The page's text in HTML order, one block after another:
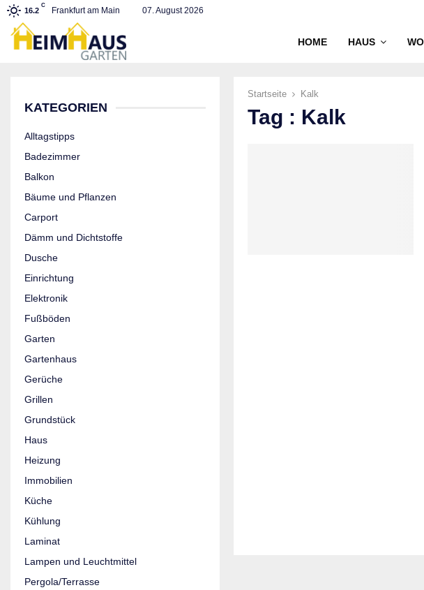
16.2
C
Frankfurt am Main 07. August 2026
HOME HAUS
Startseite Kalk
Tag : Kalk
KATEGORIEN
Alltagstipps
Badezimmer
Balkon
Bäume und Pflanzen
Carport
Dämm und Dichtstoffe
Dusche
Einrichtung
Elektronik
Fußböden
Garten
Gartenhaus
Gerüche
Grillen
Grundstück
Haus
Heizung
Immobilien
Küche
Kühlung
Laminat
Lampen und Leuchtmittel
Pergola/Terrasse